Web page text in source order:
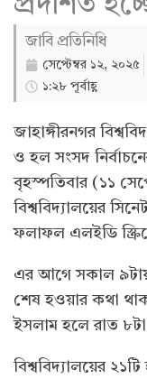
প্রদর্শিত
জাবি প্রতিনিধি
সেপ্টেম্বর ১২, ২০২৫
১:২৮ পূর্বাহ্ণ
জাহাঙ্গীরনগর
ও হল সংসদ
বৃহস্পতিবার (১১
বিশ্ববিদ্যালয়ের
ফলাফল এলইডি
এর আগে সকাল
শেষ হওয়ার কথা
ইসলাম হলে রাত
বিশ্ববিদ্যালয়ের